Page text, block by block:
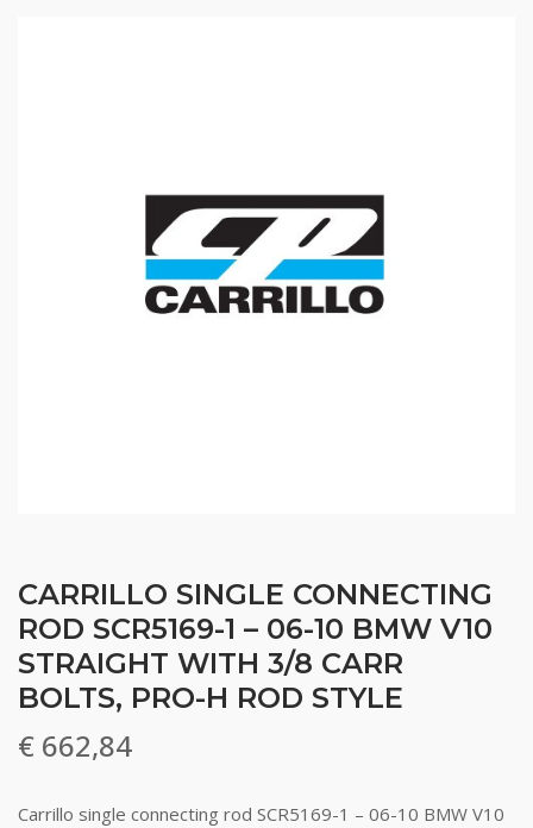
CARRILLO SINGLE CONNECTING
ROD SCR5169-1 – 06-10 BMW V10
STRAIGHT WITH 3/8 CARR
BOLTS, PRO-H ROD STYLE
€ 662,84
Carrillo single connecting rod SCR5169-1 – 06-10 BMW V10